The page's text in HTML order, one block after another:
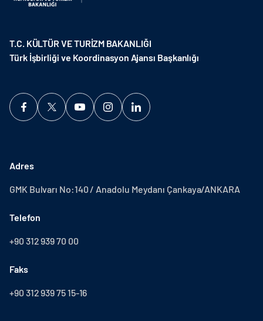
T.C. KÜLTÜR VE TURİZM BAKANLIĞI
Türk İşbirliği ve Koordinasyon Ajansı Başkanlığı
Adres
GMK Bulvarı No:140 / Anadolu Meydanı Çankaya/ANKARA
Telefon
+90 312 939 70 00
Faks
+90 312 939 75 15-16